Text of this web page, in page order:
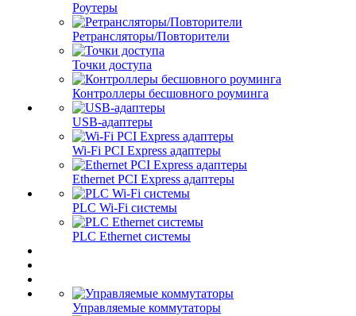
Роутеры
Ретрансляторы/Повторители
Точки доступа
Контроллеры бесшовного роуминга
USB-адаптеры
Wi-Fi PCI Express адаптеры
Ethernet PCI Express адаптеры
PLC Wi-Fi системы
PLC Ethernet системы
Управляемые коммутаторы